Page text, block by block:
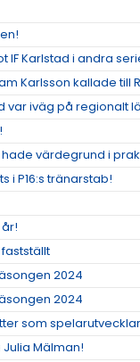
IF Karlstad i andra
Karlsson kallade till
var iväg på regionalt
värdegrund i
i P16:s tränarstab!
2024
2024
som
Mälman!